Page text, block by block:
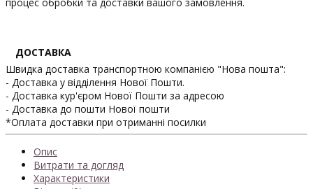
ДОСТАВКА
Швидка доставка транспортною компанією "Нова пошта":
- Доставка у відділення Нової Пошти.
- Доставка кур'єром Нової Пошти за адресою
- Доставка до пошти Нової пошти
*Оплата доставки при отриманні посилки
Опис
Витрати та догляд
Характеристики